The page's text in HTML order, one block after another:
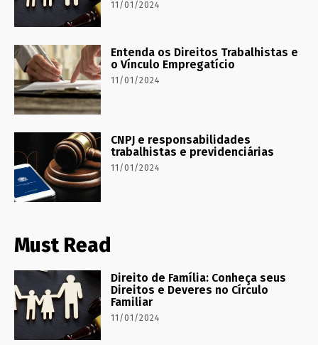
11/01/2024
Entenda os Direitos Trabalhistas e
o Vínculo Empregatício
11/01/2024
CNPJ e responsabilidades
trabalhistas e previdenciárias
11/01/2024
Must Read
Direito de Família: Conheça seus
Direitos e Deveres no Círculo
Familiar
11/01/2024